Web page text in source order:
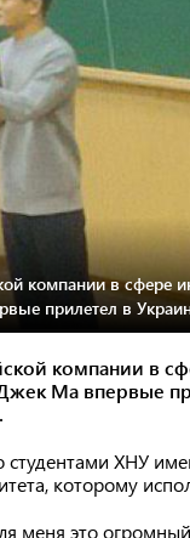
компании в сфере
прилетел в
компании в
Джек Ма впервые
ХНУ
которому
меня это